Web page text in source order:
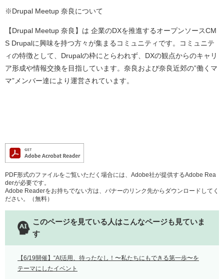
※Drupal Meetup 奈良について
【Drupal Meetup 奈良】は 企業のDXを推進するオープンソースCM
S Drupalに興味を持つ方々が集まるコミュニティです。コミュニテ
ィの特徴として、Drupalの枠にとらわれず、DXの観点からのキャリ
ア形成や情報交換を目指しています。奈良および奈良近郊の”働くマ
マ”メンバー達により運営されています。
PDF形式のファイルをご覧いただく場合には、Adobe社が提供するAdobe Rea
derが必要です。
Adobe Readerをお持ちでない方は、バナーのリンク先からダウンロードしてく
ださい。（無料）
このページを見ている人はこんなページも見ていま
す
【6/19開催】“AI活用、待ったなし！〜私たちにもできる第一歩〜を
テーマにしたイベント